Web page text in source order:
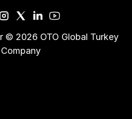
© 2026 OTO Global Turkey
Company